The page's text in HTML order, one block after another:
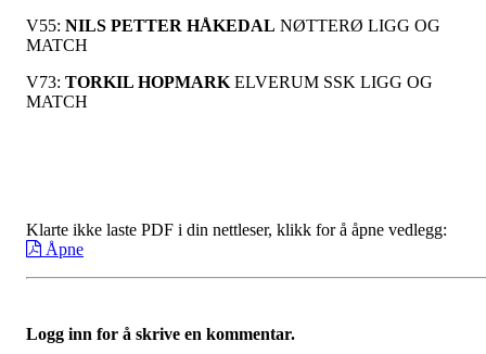
V55: NILS PETTER HÅKEDAL NØTTERØ LIGG OG
MATCH
V73: TORKIL HOPMARK ELVERUM SSK LIGG OG
MATCH
Klarte ikke laste PDF i din nettleser, klikk for å åpne vedlegg:
Åpne
Logg inn for å skrive en kommentar.